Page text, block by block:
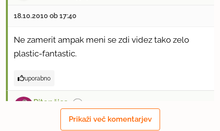
18.10.2010 ob 17:40
Ne zamerit ampak meni se zdi videz tako zelo
plastic-fantastic.
uporabno
Pitončica
Prikaži več komentarjev